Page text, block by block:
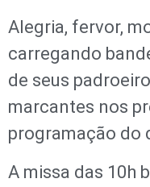
Alegria, fervor,
carregando
de seus
marcantes nos
programação do
A missa das 10h